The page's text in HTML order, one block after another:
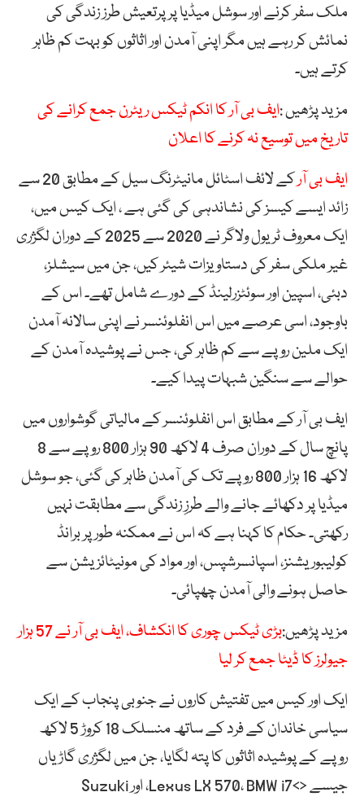
ملک سفر کرنے اور سوشل میڈیا پر پرتعیش طرز زندگی کی
نمائش کر رہے ہیں مگر اپنی آمدن اور اثاثوں کو بہت کم ظاہر
کرتے ہیں۔
مزید پڑھیں :ایف بی آر کا انکم ٹیکس ریٹرن جمع کرانے کی
تاریخ میں توسیع نہ کرنے کا اعلان
ایف بی آر
کے لائف اسٹائل مانیٹرنگ سیل کے مطابق 20 سے
زائد ایسے کیسز کی نشاندہی کی گئی ہے ، ایک کیس میں،
ایک معروف ٹریول ولاگر نے 2020 سے 2025 کے دوران لگژری
غیر ملکی سفر کی دستاویزات شیئر کیں، جن میں سیشلز،
دبئی، اسپین اور سوئٹزرلینڈ کے دورے شامل تھے۔ اس کے
باوجود، اسی عرصے میں اس انفلوئنسر نے اپنی سالانہ آمدن
ایک ملین روپے سے کم ظاہر کی، جس نے پوشیدہ آمدن کے
حوالے سے سنگین شبہات پیدا کیے۔
ایف بی آر کے مطابق اس انفلوئنسر کے مالیاتی گوشواروں میں
پانچ سال کے دوران صرف 4 لاکھ 90 ہزار 800 روپے سے 8
لاکھ 16 ہزار 800 روپے تک کی آمدن ظاہر کی گئی، جو سوشل
میڈیا پر دکھائے جانے والے طرزِ زندگی سے مطابقت نہیں
رکھتی۔ حکام کا کہنا ہے کہ اس نے ممکنہ طور پر برانڈ
کولیبوریشنز، اسپانسرشپس، اور مواد کی مونیٹائزیشن سے
حاصل ہونے والی آمدن چھپائی۔
مزید پڑھیں:
بڑی ٹیکس چوری کا انکشاف، ایف بی آر نے 57 ہزار
جیولرز کا ڈیٹا جمع کر لیا
ایک اور کیس میں تفتیش کاروں نے جنوبی پنجاب کے ایک
سیاسی خاندان کے فرد کے ساتھ منسلک 18 کروڑ 5 لاکھ
روپے کے پوشیدہ اثاثوں کا پتہ لگایا، جن میں لگژری گاڑیاں
جیسے <>Lexus LX 570، BMW i7، اور Suzuki